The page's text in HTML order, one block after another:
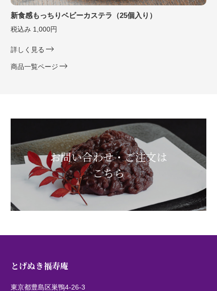
新食感もっちりベビーカステラ（25個入り）
税込み 1,000円
詳しく見る
商品一覧ページ
お問い合わせ・ご注文は
こちら
とげぬき福寿庵
東京都豊島区巣鴨4-26-3